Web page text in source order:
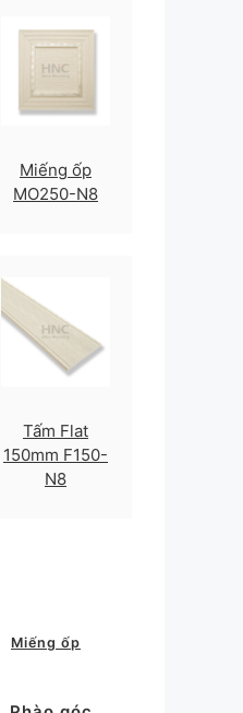
Miếng ốp
MO250-N8
Tấm Flat
150mm F150-
N8
Miếng ốp